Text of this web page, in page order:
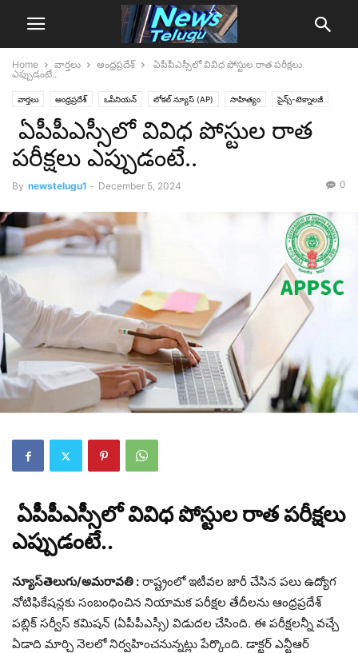
Home వార్తలు ఆంధ్రప్రదేశ్‌
ఏపీపీఎస్సీలో వివిధ పోస్టుల రాత పరీక్షలు
ఎప్పుడంటే..
వార్తలు ఆంధ్రప్రదేశ్‌ ఒపీనియన్‌ లోక‌ల్ న్యూస్‌ (AP) సాహిత్యం సైన్స్‌-టెక్నాలజీ
ఏపీపీఎస్సీలో వివిధ పోస్టుల రాత
పరీక్షలు ఎప్పుడంటే..
By newstelugu1 - December 5, 2024 0
ఏపీపీఎస్సీలో వివిధ పోస్టుల రాత పరీక్షలు
ఎప్పుడంటే..
న్యూస్‌తెలుగు/అమరావతి : రాష్ట్రంలో ఇటీవల జారీ చేసిన పలు ఉద్యోగ
నోటిఫికేషన్లకు సంబంధించిన నియామక పరీక్షల తేదీలను ఆంధ్రప్రదేశ్‌
పబ్లిక్‌ సర్వీస్‌ కమిషన్‌ (ఏపీపీఎస్సీ) విడుదల చేసింది. ఈ పరీక్షలన్నీ వచ్చే
ఏడాది మార్చి నెలలో నిర్వహించనున్నట్లు పేర్కొంది. డాక్టర్‌ ఎన్టీఆర్‌